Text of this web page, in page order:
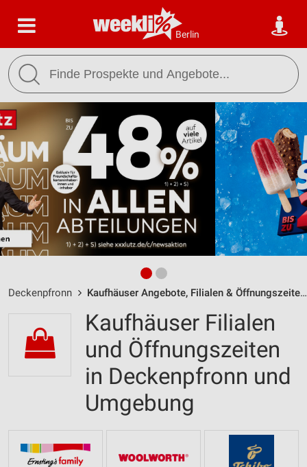
Berlin
Deckenpfronn Kaufhäuser Angebote, Filialen & Öffnungszeiten
Kaufhäuser Filialen
und Öffnungszeiten
in Deckenpfronn und
Umgebung